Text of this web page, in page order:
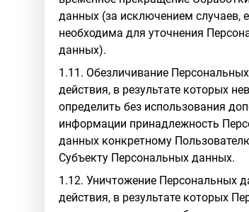
данных (за исключением случаев,
необходима для уточнения
данных).
1.11. Обезличивание
действия, в результате которых
определить без использования
информации принадлежность
данных конкретному
Субъекту Персональных данных.
1.12. Уничтожение Персональных
действия, в результате которых